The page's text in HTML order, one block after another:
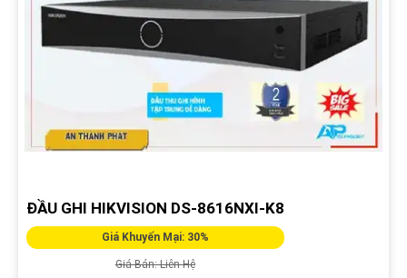
ĐẦU GHI HIKVISION DS-8616NXI-K8
Giá Khuyến Mại: 30%
Giá Bán: Liên Hệ